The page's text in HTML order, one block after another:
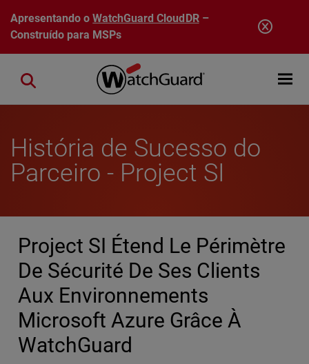
Pular para o conteúdo principal
Apresentando oWatchGuard CloudDR–
Construído para MSPs
Open
Close search
História de Sucesso do
Parceiro - Project SI
Project SI Étend Le Périmètre
De Sécurité De Ses Clients
Aux Environnements
Microsoft Azure Grâce À
WatchGuard